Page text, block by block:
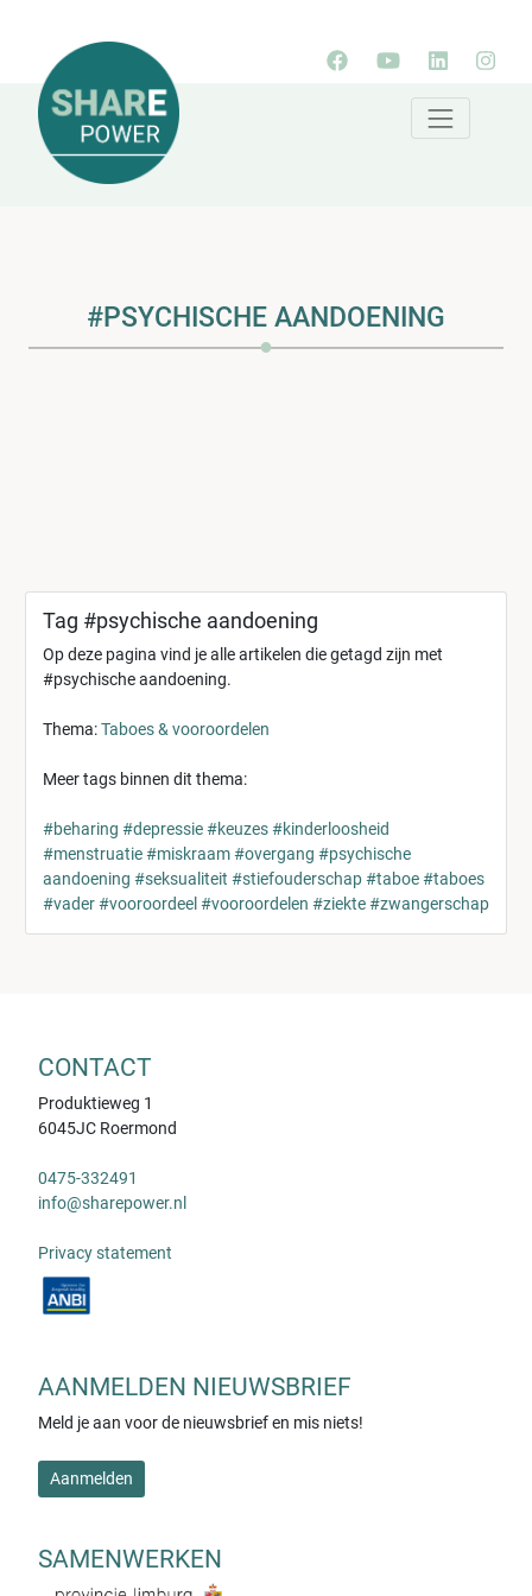
#PSYCHISCHE AANDOENING
Tag #psychische aandoening
Op deze pagina vind je alle artikelen die getagd zijn met
#psychische aandoening.
Thema:Taboes & vooroordelen
Meer tags binnen dit thema:
#beharing #depressie#keuzes#kinderloosheid
#menstruatie#miskraam#overgang #psychische
aandoening #seksualiteit #stiefouderschap#taboe#taboes
#vader#vooroordeel #vooroordelen #ziekte#zwangerschap
CONTACT
Produktieweg 1
6045JC Roermond
0475-332491
info@sharepower.nl
Privacy statement
AANMELDEN NIEUWSBRIEF
Meld je aan voor de nieuwsbrief en mis niets!
Aanmelden
SAMENWERKEN